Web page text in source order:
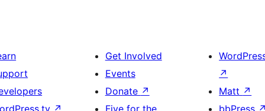
↗
Get Involved
Events
Donate ↗
Five for the
↗
Matt ↗
bbPress ↗